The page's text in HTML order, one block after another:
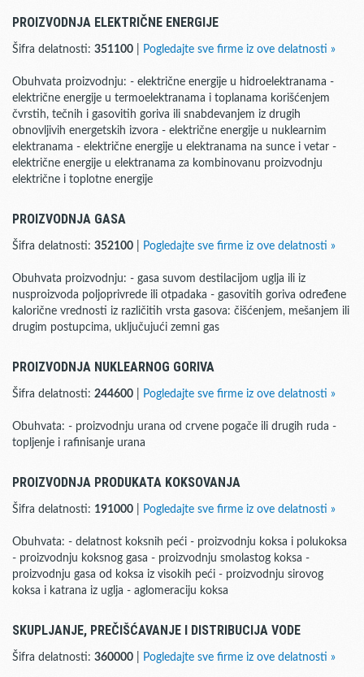
PROIZVODNJA ELEKTRIČNE ENERGIJE
Šifra delatnosti: 351100 Pogledajte sve firme iz ove delatnosti »
Obuhvata proizvodnju: - električne energije u hidroelektranama -
električne energije u termoelektranama i toplanama korišćenjem
čvrstih, tečnih i gasovitih goriva ili snabdevanjem iz drugih
obnovljivih energetskih izvora - električne energije u nuklearnim
elektranama - električne energije u elektranama na sunce i vetar -
električne energije u elektranama za kombinovanu proizvodnju
električne i toplotne energije
PROIZVODNJA GASA
Šifra delatnosti: 352100 Pogledajte sve firme iz ove delatnosti »
Obuhvata proizvodnju: - gasa suvom destilacijom uglja ili iz
nusproizvoda poljoprivrede ili otpadaka - gasovitih goriva određene
kalorične vrednosti iz različitih vrsta gasova: čišćenjem, mešanjem ili
drugim postupcima, uključujući zemni gas
PROIZVODNJA NUKLEARNOG GORIVA
Šifra delatnosti: 244600 Pogledajte sve firme iz ove delatnosti »
Obuhvata: - proizvodnju urana od crvene pogače ili drugih ruda -
topljenje i rafinisanje urana
PROIZVODNJA PRODUKATA KOKSOVANJA
Šifra delatnosti: 191000 Pogledajte sve firme iz ove delatnosti »
Obuhvata: - delatnost koksnih peći - proizvodnju koksa i polukoksa
- proizvodnju koksnog gasa - proizvodnju smolastog koksa -
proizvodnju gasa od koksa iz visokih peći - proizvodnju sirovog
koksa i katrana iz uglja - aglomeraciju koksa
SKUPLJANJE, PREČIŠĆAVANJE I DISTRIBUCIJA VODE
Šifra delatnosti: 360000 Pogledajte sve firme iz ove delatnosti »